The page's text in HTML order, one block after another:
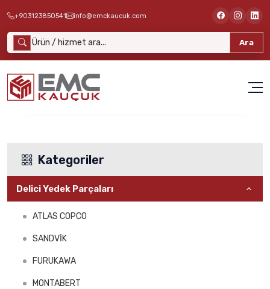
+903123850541 info@emckaucuk.com
Ara
Kategoriler
Delici Yedek Parçaları
ATLAS COPCO
SANDVİK
FURUKAWA
MONTABERT